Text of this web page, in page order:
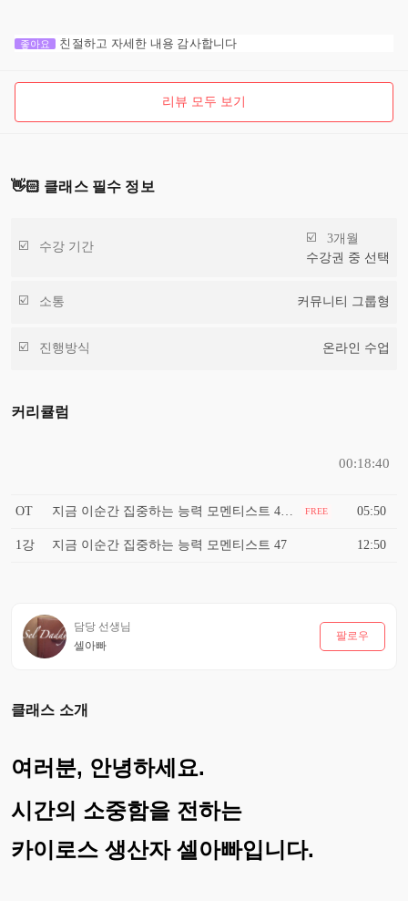
좋아요 친절하고 자세한 내용 감사합니다
리뷰 모두 보기
👋🏻 클래스 필수 정보
수강 기간
3개월
수강권 중 선택
소통 커뮤니티 그룹형
진행방식 온라인 수업
커리큘럼
00:18:40
OT FREE 05:50
1강 지금 이순간 집중하는 능력 모멘티스트 47 12:50
담당 선생님
셀아빠
팔로우
클래스 소개
여러분, 안녕하세요.
시간의 소중함을 전하는
카이로스 생산자 셀아빠입니다.